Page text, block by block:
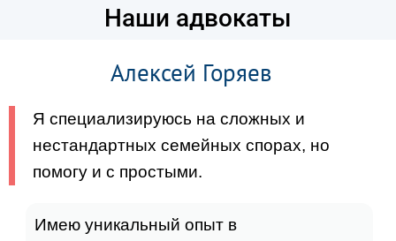
Наши адвокаты
Алексей Горяев
Я специализируюсь на сложных и
нестандартных семейных спорах, но
помогу и с простыми.
Имею уникальный опыт в